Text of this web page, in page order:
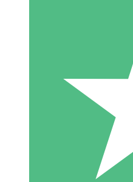
Pacotes de
Pague conforme o uso